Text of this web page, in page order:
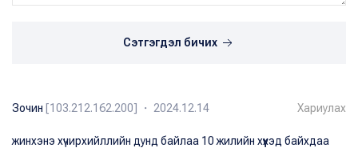
Сэтгэгдэл бичих
Зочин [103.212.162.200] ・ 2024.12.14 Хариулах
жинхэнэ хүчирхийллийн дунд байлаа 10 жилийн хүүхэд байхдаа